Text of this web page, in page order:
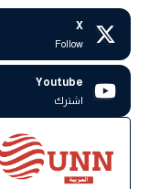
X
Follow
Youtube
اشترك